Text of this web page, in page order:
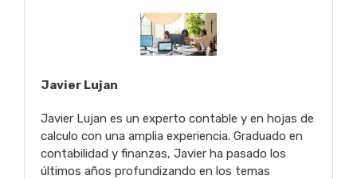
Javier Lujan
Javier Lujan es un experto contable y en hojas de
calculo con una amplia experiencia. Graduado en
contabilidad y finanzas, Javier ha pasado los
últimos años profundizando en los temas